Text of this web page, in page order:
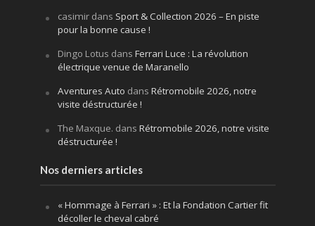
casimirdans Sport & Collection 2026 – En piste
pour la bonne cause !
Dingo Lotus dans Ferrari Luce : La révolution
électrique venue de Maranello
Aventures Auto dans Rétromobile 2026, notre
visite déstructurée !
The Maxque. dans Rétromobile 2026, notre visite
déstructurée !
Nos derniers articles
« Hommage à Ferrari » : Et la Fondation Cartier fit
décoller le cheval cabré